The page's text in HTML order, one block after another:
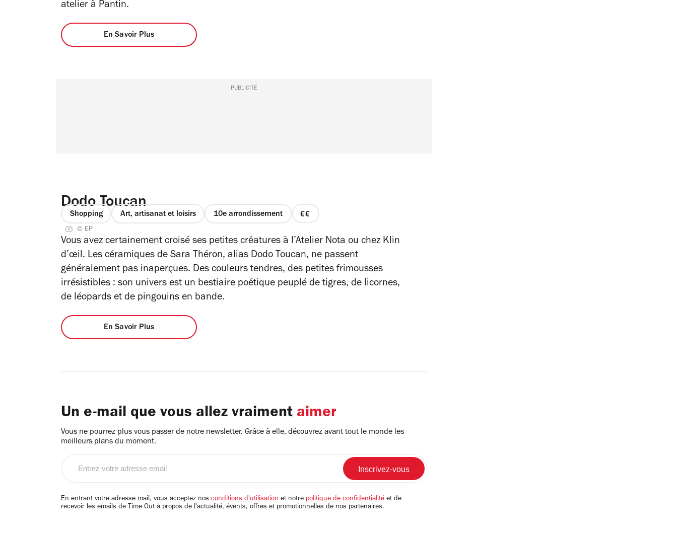
atelier à Pantin.
En Savoir Plus
PUBLICITÉ
Dodo Toucan
Shopping Art, artisanat et loisirs 10e arrondissement
prix
sur
4
© EP
Vous avez certainement croisé ses petites créatures à l’Atelier Nota ou chez Klin
d’œil. Les céramiques de Sara Théron, alias Dodo Toucan, ne passent
généralement pas inaperçues. Des couleurs tendres, des petites frimousses
irrésistibles : son univers est un bestiaire poétique peuplé de tigres, de licornes,
de léopards et de pingouins en bande.
En Savoir Plus
Un e-mail que vous allez vraiment aimer
Vous ne pourrez plus vous passer de notre newsletter. Grâce à elle, découvrez avant tout le monde les
meilleurs plans du moment.
email
En entrant votre adresse mail, vous acceptez nos conditions d'utilisation et notre politique de confidentialité et de
recevoir les emails de Time Out à propos de l'actualité, évents, offres et promotionnelles de nos partenaires.